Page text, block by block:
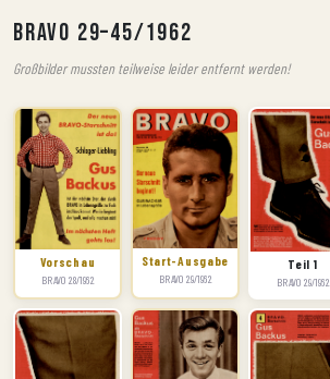
BRAVO 29–45/1962
Großbilder mussten teilweise leider entfernt werden!
Vorschau
BRAVO 28/1962
Start-Ausgabe
BRAVO 29/1962
Teil 1
BRAVO 29/1962